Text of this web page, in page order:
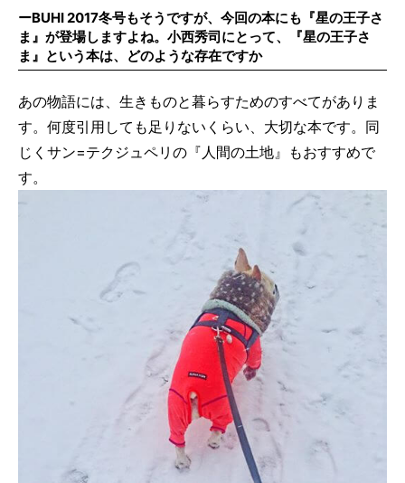
ーBUHI 2017冬号もそうですが、今回の本にも『星の王子さ
ま』が登場しますよね。小西秀司にとって、『星の王子さ
ま』という本は、どのような存在ですか
あの物語には、生きものと暮らすためのすべてがありま
す。何度引用しても足りないくらい、大切な本です。同
じくサン=テクジュペリの『人間の土地』もおすすめで
す。